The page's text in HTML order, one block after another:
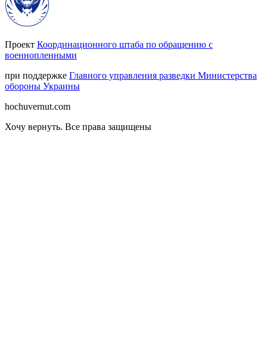
Проект Координационного штаба по обращению с
военнопленными
при поддержке Главного управления разведки Министерства
обороны Украины
hochuvernut.com
Хочу вернуть. Все права защищены